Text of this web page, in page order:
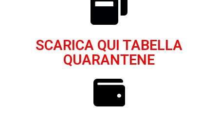
SCARICA QUI TABELLA
QUARANTENE